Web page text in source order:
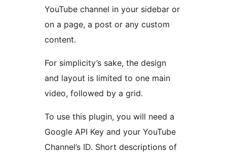
YouTube channel in your sidebar or
on a page, a post or any custom
content.
For simplicity’s sake, the design
and layout is limited to one main
video, followed by a grid.
To use this plugin, you will need a
Google API Key and your YouTube
Channel’s ID. Short descriptions of